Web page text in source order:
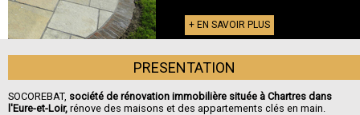
+ EN SAVOIR PLUS
PRESENTATION
SOCOREBAT, société de rénovation immobilière située à Chartres dans
l'Eure-et-Loir, rénove des maisons et des appartements clés en main.